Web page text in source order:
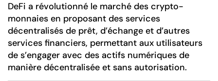
DeFi a révolutionné le marché des crypto-
monnaies en proposant des services
décentralisés de prêt, d’échange et d’autres
services financiers, permettant aux utilisateurs
de s’engager avec des actifs numériques de
manière décentralisée et sans autorisation.